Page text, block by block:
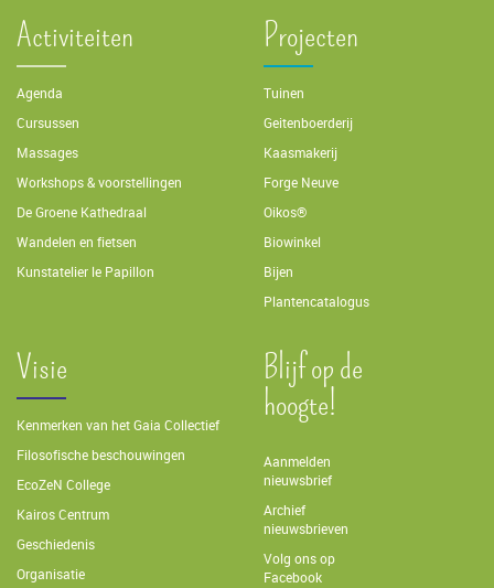
Activiteiten
Agenda
Cursussen
Massages
Workshops & voorstellingen
De Groene Kathedraal
Wandelen en fietsen
Kunstatelier le Papillon
Projecten
Tuinen
Geitenboerderij
Kaasmakerij
Forge Neuve
Oikos®
Biowinkel
Bijen
Plantencatalogus
Visie
Kenmerken van het Gaia Collectief
Filosofische beschouwingen
EcoZeN College
Kairos Centrum
Geschiedenis
Organisatie
Blijf op de
hoogte!
Aanmelden
nieuwsbrief
Archief
nieuwsbrieven
Volg ons op
Facebook